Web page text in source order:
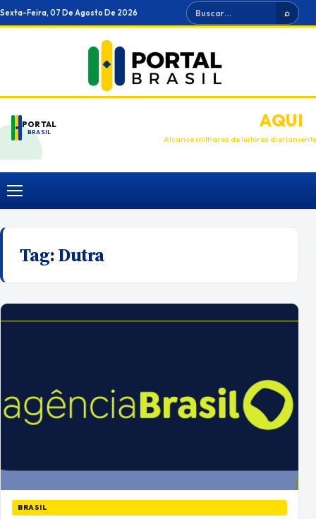
Ir
para
Sexta-Feira, 07 De Agosto De 2026 Buscar ⌕
PORTAL
BRASIL
ANUNCIEAQUI
Alcance milhares de leitores diariamente
Menu
Tag:Dutra
BRASIL